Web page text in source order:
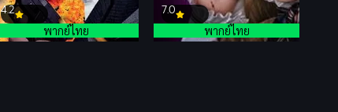
4.2
พากย์ไทย
7.0
พากย์ไทย